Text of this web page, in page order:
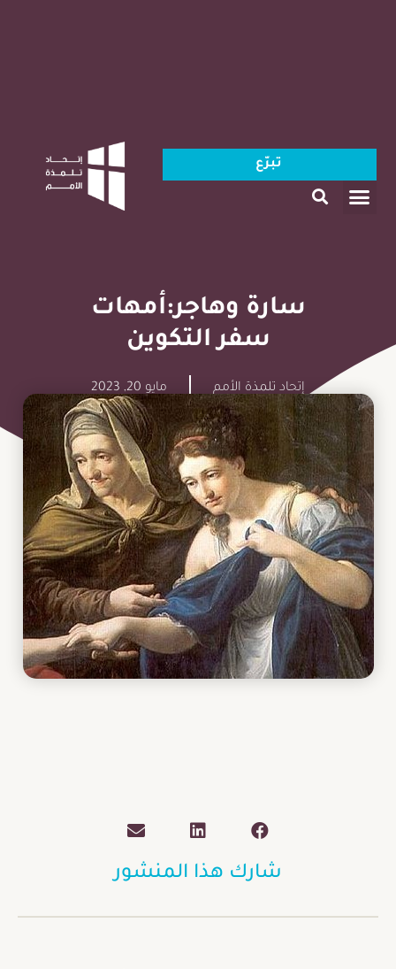
تبرّع
سارة وهاجر:أمهات
سفر التكوين
إتحاد تلمذة الأمم مايو 20, 2023
شارك هذا المنشور